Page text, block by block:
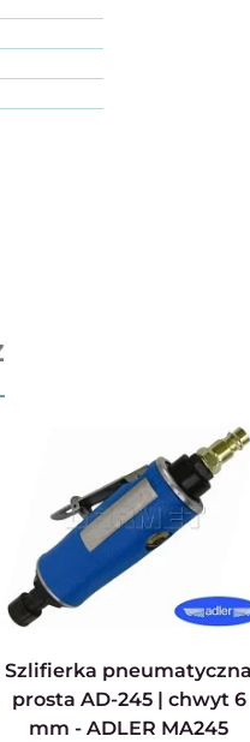
Szlifierka pneumatyczna
prosta AD-245 | chwyt 6
mm - ADLER MA245